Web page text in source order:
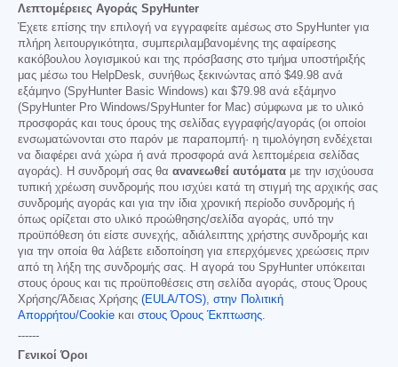
Λεπτομέρειες Αγοράς SpyHunter
Έχετε επίσης την επιλογή να εγγραφείτε αμέσως στο SpyHunter για
πλήρη λειτουργικότητα, συμπεριλαμβανομένης της αφαίρεσης
κακόβουλου λογισμικού και της πρόσβασης στο τμήμα υποστήριξής
μας μέσω του HelpDesk, συνήθως ξεκινώντας από $49.98 ανά
εξάμηνο (SpyHunter Basic Windows) και $79.98 ανά εξάμηνο
(SpyHunter Pro Windows/SpyHunter for Mac) σύμφωνα με το υλικό
προσφοράς και τους όρους της σελίδας εγγραφής/αγοράς (οι οποίοι
ενσωματώνονται στο παρόν με παραπομπή· η τιμολόγηση ενδέχεται
να διαφέρει ανά χώρα ή ανά προσφορά ανά λεπτομέρεια σελίδας
αγοράς). Η συνδρομή σας θα ανανεωθεί αυτόματα με την ισχύουσα
τυπική χρέωση συνδρομής που ισχύει κατά τη στιγμή της αρχικής σας
συνδρομής αγοράς και για την ίδια χρονική περίοδο συνδρομής ή
όπως ορίζεται στο υλικό προώθησης/σελίδα αγοράς, υπό την
προϋπόθεση ότι είστε συνεχής, αδιάλειπτης χρήστης συνδρομής και
για την οποία θα λάβετε ειδοποίηση για επερχόμενες χρεώσεις πριν
από τη λήξη της συνδρομής σας. Η αγορά του SpyHunter υπόκειται
στους όρους και τις προϋποθέσεις στη σελίδα αγοράς, στους Όρους
Χρήσης/Άδειας Χρήσης (EULA/TOS), στην Πολιτική
Απορρήτου/Cookie και στους Όρους Έκπτωσης.
------
Γενικοί Όροι